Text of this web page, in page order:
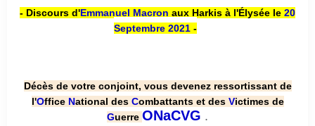
- Discours d'Emmanuel Macron aux Harkis à l'Élysée le 20
Septembre 2021 -
Décès de votre conjoint, vous devenez ressortissant de
l'Office National des Combattants et des Victimes de
Guerre ONaCVG .